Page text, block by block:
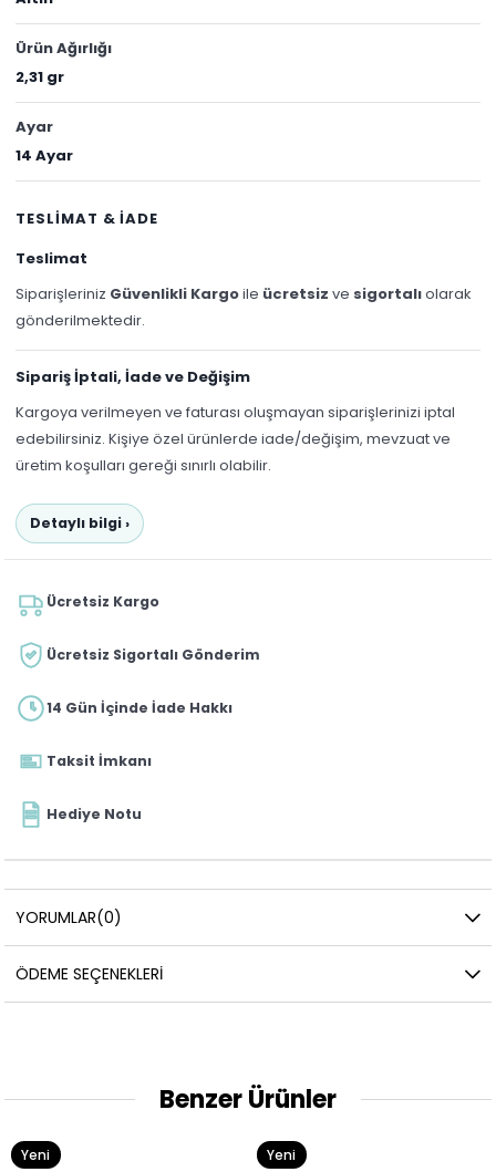
Ürün Ağırlığı
2,31 gr
Ayar
14 Ayar
TESLİMAT & İADE
Teslimat
Siparişleriniz Güvenlikli Kargoile ücretsiz ve sigortalıolarak
gönderilmektedir.
Sipariş İptali, İade ve Değişim
Kargoya verilmeyen ve faturası oluşmayan siparişlerinizi iptal
edebilirsiniz. Kişiye özel ürünlerde iade/değişim, mevzuat ve
üretim koşulları gereği sınırlı olabilir.
Detaylı bilgi ›
Ücretsiz Kargo
Ücretsiz Sigortalı Gönderim
14 Gün İçinde İade Hakkı
Taksit İmkanı
Hediye Notu
YORUMLAR(0)
ÖDEME SEÇENEKLERI
Benzer Ürünler
Yeni
Yeni